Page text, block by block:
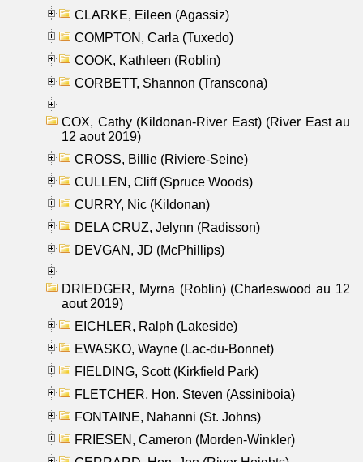
CLARKE, Eileen (Agassiz)
COMPTON, Carla (Tuxedo)
COOK, Kathleen (Roblin)
CORBETT, Shannon (Transcona)
COX, Cathy (Kildonan-River East) (River East au
12 aout 2019)
CROSS, Billie (Riviere-Seine)
CULLEN, Cliff (Spruce Woods)
CURRY, Nic (Kildonan)
DELA CRUZ, Jelynn (Radisson)
DEVGAN, JD (McPhillips)
DRIEDGER, Myrna (Roblin) (Charleswood au 12
aout 2019)
EICHLER, Ralph (Lakeside)
EWASKO, Wayne (Lac-du-Bonnet)
FIELDING, Scott (Kirkfield Park)
FLETCHER, Hon. Steven (Assiniboia)
FONTAINE, Nahanni (St. Johns)
FRIESEN, Cameron (Morden-Winkler)